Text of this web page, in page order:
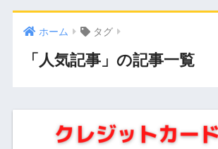
ホーム タグ
「人気記事」の記事一覧